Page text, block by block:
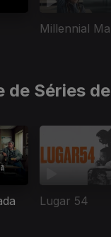
Millennial
de Séries de
Lugar 54